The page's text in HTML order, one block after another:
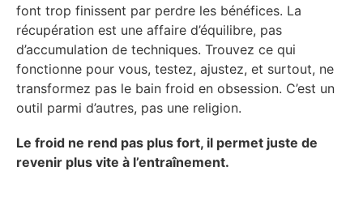
font trop finissent par perdre les bénéfices. La
récupération est une affaire d’équilibre, pas
d’accumulation de techniques. Trouvez ce qui
fonctionne pour vous, testez, ajustez, et surtout, ne
transformez pas le bain froid en obsession. C’est un
outil parmi d’autres, pas une religion.
Le froid ne rend pas plus fort, il permet juste de
revenir plus vite à l’entraînement.